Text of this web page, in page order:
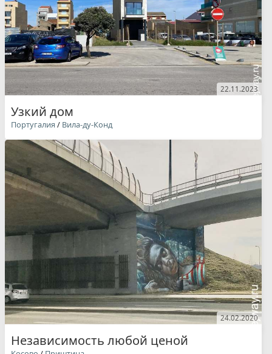
22.11.2023
Узкий дом
Португалия / Вила-ду-Конд
24.02.2020
Независимость любой ценой